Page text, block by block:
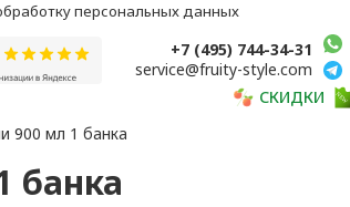
персональных данных
+7 (495) 744-34-31
service@fruity-style.com
СКИДКИ
900 мл 1 банка
банка